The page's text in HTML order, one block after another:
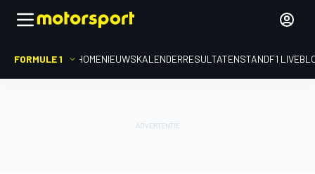
FORMULE 1 HOMENIEUWSKALENDERRESULTATENSTANDF1